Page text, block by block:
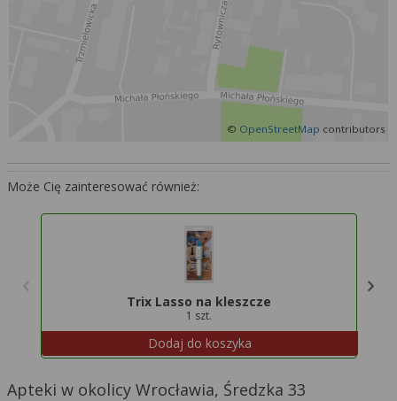
© OpenStreetMap contributors
Może Cię zainteresować również:
Trix Lasso na kleszcze
1 szt.
Dodaj do koszyka
Apteki w okolicy Wrocławia, Średzka 33
Więcej informacji na temat wykorzystywania
narzędzi zewnętrznych w naszym serwisie
znajdziesz w
Regulaminie Serwisu.